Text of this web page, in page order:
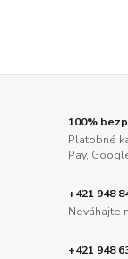
100%
Platobné
Pay,
+421 948
Neváhajte
+421 948